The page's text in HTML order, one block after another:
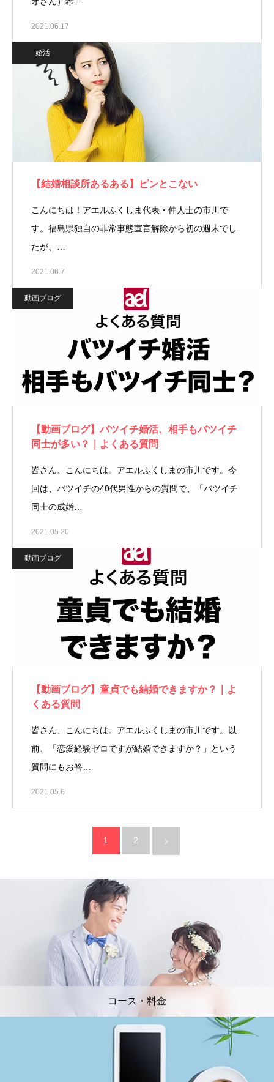
2021.06.17
婚活
【結婚相談所あるある】ピンとこない
こんにちは！アエルふくしま代表・仲人士の市川で
す。福島県独自の非常事態宣言解除から初の週末でし
たが、…
2021.06.7
動画ブログ
【動画ブログ】バツイチ婚活、相手もバツイチ
同士が多い？｜よくある質問
皆さん、こんにちは。アエルふくしまの市川です。今
回は、バツイチの40代男性からの質問で、「バツイチ
同士の成婚…
2021.05.20
動画ブログ
【動画ブログ】童貞でも結婚できますか？｜よ
くある質問
皆さん、こんにちは。アエルふくしまの市川です。以
前、「恋愛経験ゼロですが結婚できますか？」という
質問にもお答…
2021.05.6
1 2
コース・料金